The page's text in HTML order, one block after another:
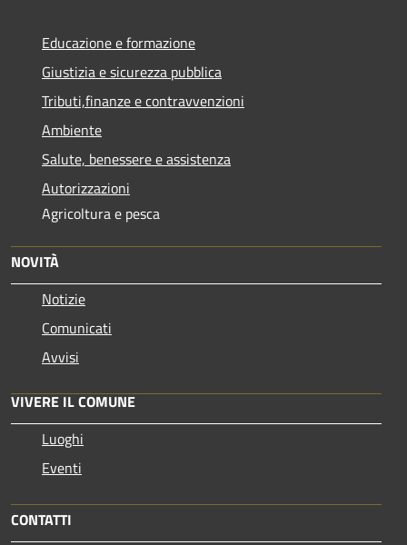
Educazione e formazione
Giustizia e sicurezza pubblica
Tributi,finanze e contravvenzioni
Ambiente
Salute, benessere e assistenza
Autorizzazioni
Agricoltura e pesca
NOVITÀ
Notizie
Comunicati
Avvisi
VIVERE IL COMUNE
Luoghi
Eventi
CONTATTI